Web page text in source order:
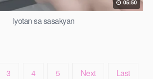
05:50
Iyotan sa sasakyan
3 4 5 Next Last